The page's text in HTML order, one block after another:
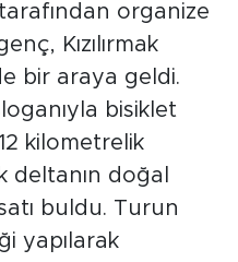
organize
Kızılırmak
bir araya geldi.
bisiklet
kilometrelik
deltanın doğal
buldu. Turun
yapılarak